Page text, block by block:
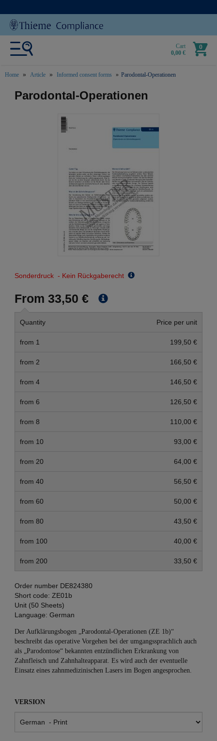
Cart
0,00 €
0
Home Article Informed consent forms Parodontal-Operationen
text.skipToContent
text.skipToNavigation
Parodontal-Operationen
Sonderdruck - Kein Rückgaberecht
From 33,50 €
Quantity Price per unit
from 1 199,50 €
from 2 166,50 €
from 4 146,50 €
from 6 126,50 €
from 8 110,00 €
from 10 93,00 €
from 20 64,00 €
from 40 56,50 €
from 60 50,00 €
from 80 43,50 €
from 100 40,00 €
from 200 33,50 €
Order number DE824380
Short code: ZE01b
Unit (50 Sheets)
Language: German
Der Aufklärungsbogen „Parodontal-Operationen (ZE 1b)“
beschreibt das operative Vorgehen bei der umgangssprachlich auch
als „Parodontose“ bekannten entzündlichen Erkrankung von
Zahnfleisch und Zahnhalteapparat. Es wird auch der eventuelle
Einsatz eines zahnmedizinischen Lasers im Bogen angesprochen.
VERSION